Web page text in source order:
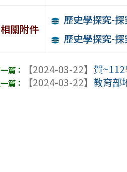
相關附件
歷史學探究-
歷史學探究-
【2024-03-22】 賀
【2024-03-22】教育部